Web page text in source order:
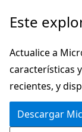
Ir
contenido
principal
Este
Actualice a
características
recientes, y
Descargar